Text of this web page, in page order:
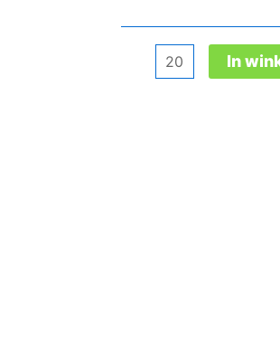
In